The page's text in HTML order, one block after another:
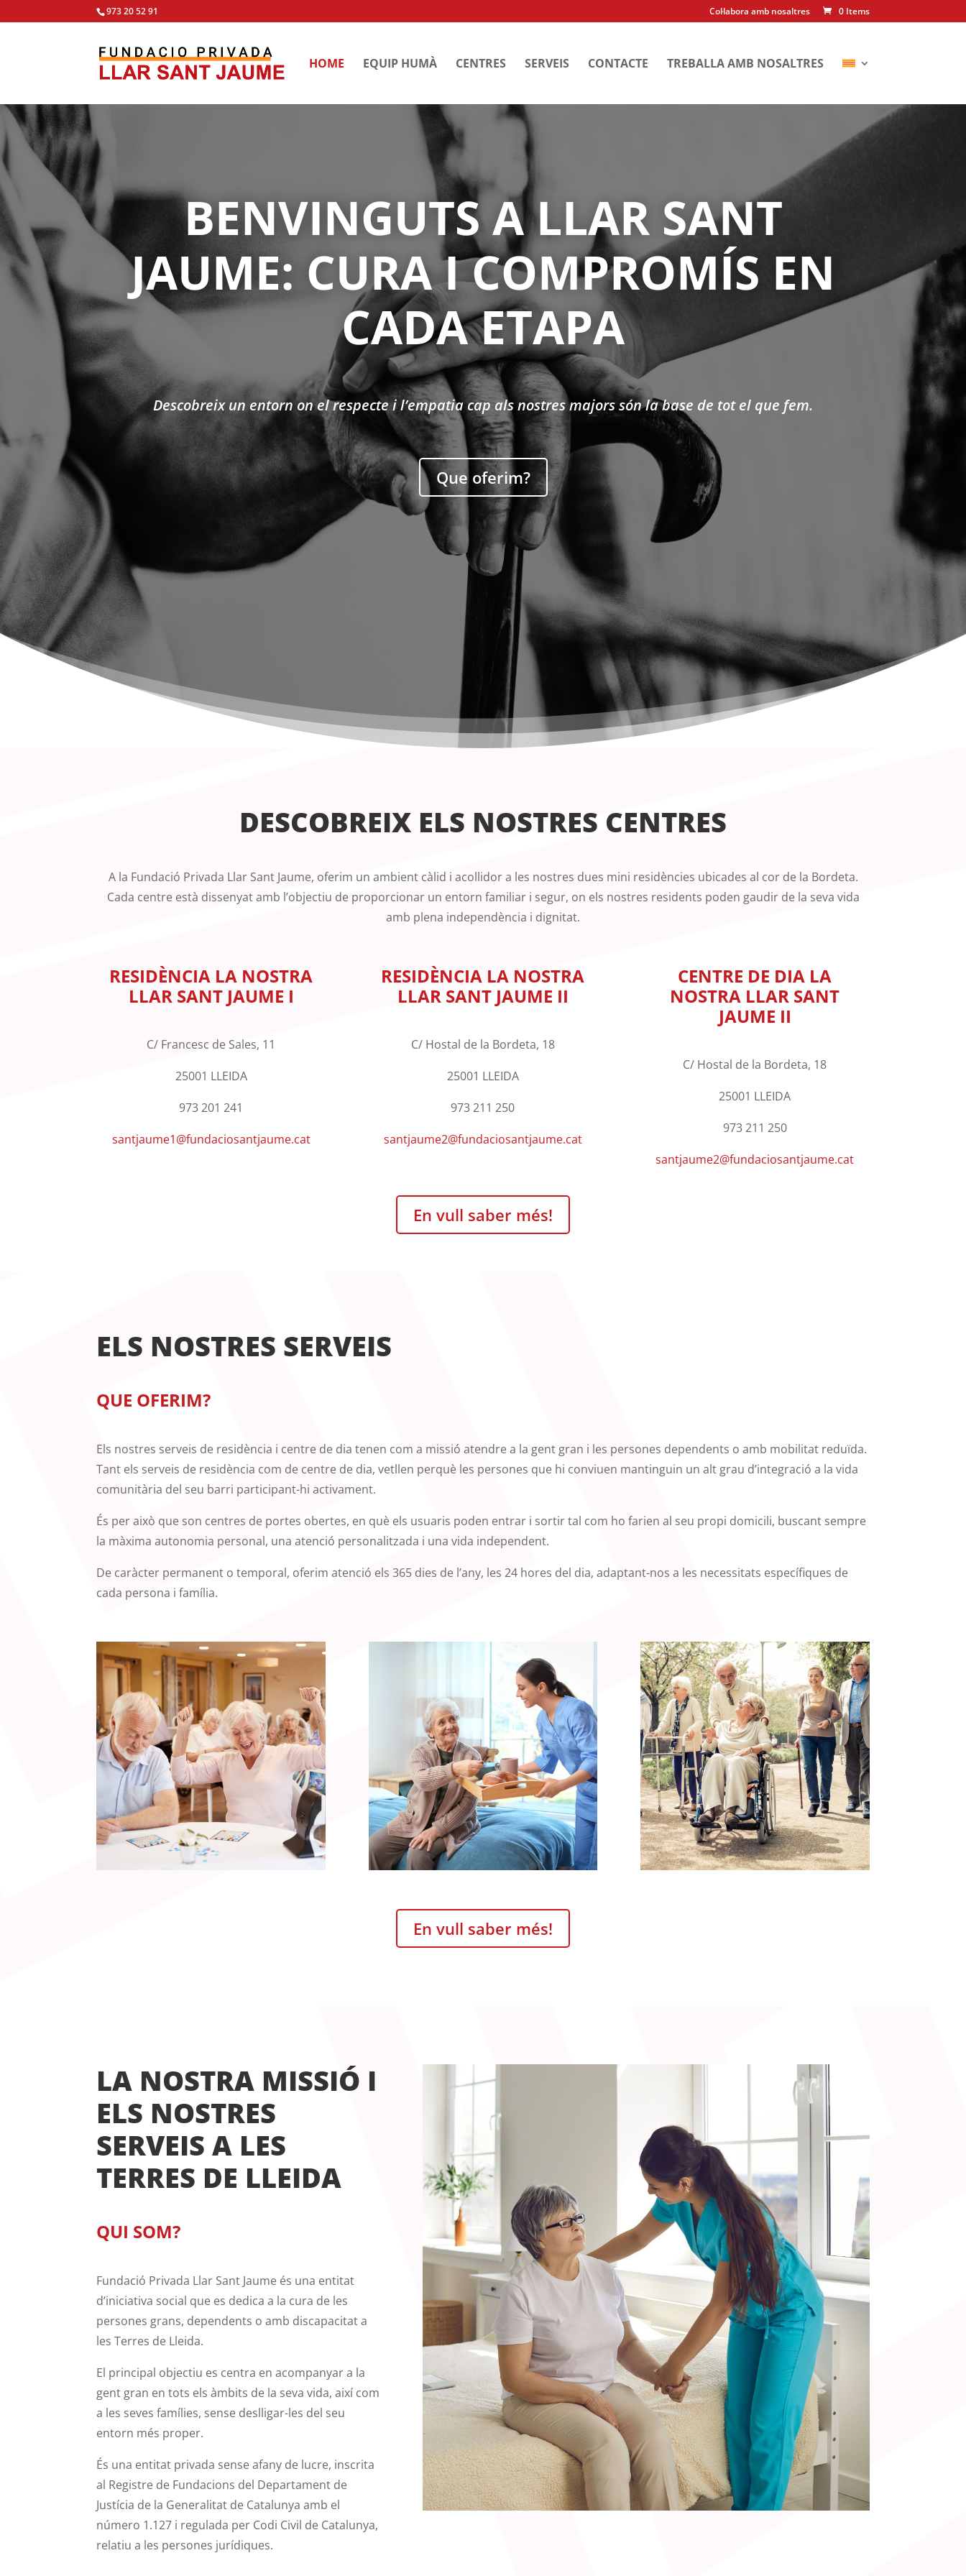
973 20 52 91 Col·labora amb nosaltres 0 Items
HOME EQUIP HUMÀ CENTRES SERVEIS CONTACTE TREBALLA AMB NOSALTRES
BENVINGUTS A LLAR SANT
JAUME: CURA I COMPROMÍS EN
CADA ETAPA
Descobreix un entorn on el respecte i l’empatia cap als nostres majors són la base de tot el que fem.
Que oferim?
DESCOBREIX ELS NOSTRES CENTRES
A la Fundació Privada Llar Sant Jaume, oferim un ambient càlid i acollidor a les nostres dues mini residències ubicades al cor de la Bordeta.
Cada centre està dissenyat amb l’objectiu de proporcionar un entorn familiar i segur, on els nostres residents poden gaudir de la seva vida
amb plena independència i dignitat.
RESIDÈNCIA LA NOSTRA
LLAR SANT JAUME I
C/ Francesc de Sales, 11
25001 LLEIDA
973 201 241
santjaume1@fundaciosantjaume.cat
RESIDÈNCIA LA NOSTRA
LLAR SANT JAUME II
C/ Hostal de la Bordeta, 18
25001 LLEIDA
973 211 250
santjaume2@fundaciosantjaume.cat
CENTRE DE DIA LA
NOSTRA LLAR SANT
JAUME II
C/ Hostal de la Bordeta, 18
25001 LLEIDA
973 211 250
santjaume2@fundaciosantjaume.cat
En vull saber més!
ELS NOSTRES SERVEIS
QUE OFERIM?
Els nostres serveis de residència i centre de dia tenen com a missió atendre a la gent gran i les persones dependents o amb mobilitat reduïda.
Tant els serveis de residència com de centre de dia, vetllen perquè les persones que hi conviuen mantinguin un alt grau d’integració a la vida
comunitària del seu barri participant-hi activament.
És per això que son centres de portes obertes, en què els usuaris poden entrar i sortir tal com ho farien al seu propi domicili, buscant sempre
la màxima autonomia personal, una atenció personalitzada i una vida independent.
De caràcter permanent o temporal, oferim atenció els 365 dies de l’any, les 24 hores del dia, adaptant-nos a les necessitats específiques de
cada persona i família.
En vull saber més!
LA NOSTRA MISSIÓ I
ELS NOSTRES
SERVEIS A LES
TERRES DE LLEIDA
QUI SOM?
Fundació Privada Llar Sant Jaume és una entitat
d’iniciativa social que es dedica a la cura de les
persones grans, dependents o amb discapacitat a
les Terres de Lleida.
El principal objectiu es centra en acompanyar a la
gent gran en tots els àmbits de la seva vida, així com
a les seves famílies, sense deslligar-les del seu
entorn més proper.
És una entitat privada sense afany de lucre, inscrita
al Registre de Fundacions del Departament de
Justícia de la Generalitat de Catalunya amb el
número 1.127 i regulada per Codi Civil de Catalunya,
relatiu a les persones jurídiques.